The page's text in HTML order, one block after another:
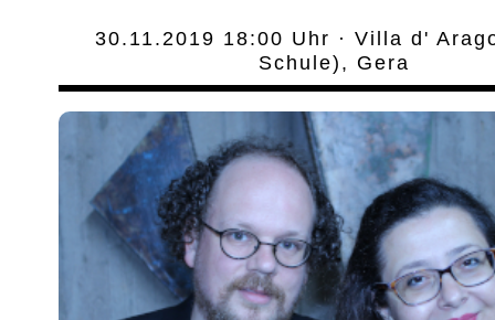
30.11.2019 18:00 Uhr · Villa d'
Schule), Gera